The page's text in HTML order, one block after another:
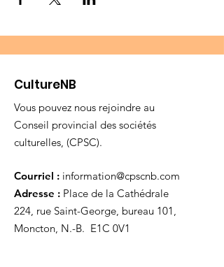
CultureNB
Vous pouvez nous rejoindre au
Conseil provincial des sociétés
culturelles, (CPSC).
Courriel : information@cpscnb.com
Adresse : Place de la Cathédrale
224, rue Saint-George, bureau 101,
Moncton, N.-B. E1C 0V1